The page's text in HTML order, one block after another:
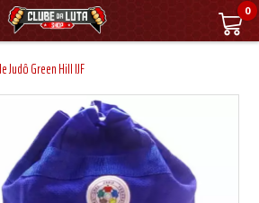
0
Judô Green Hill IJF